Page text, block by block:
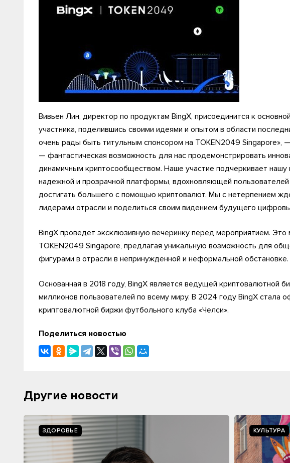
Вивьен Лин, директор по продуктам BingX, присоединится к
участника, поделившись своими идеями и опытом в области
очень рады быть титульным спонсором на TOKEN2049 Singapore»,
— фантастическая возможность для нас продемонстрировать
динамичным криптосообществом. Наше участие подчеркивает
надежной и прозрачной платформы, вдохновляющей пользователей
достигать большего с помощью криптовалют. Мы с нетерпением
лидерами отрасли и поделиться своим видением будущего
BingX проведет эксклюзивную вечеринку перед мероприятием. Это
TOKEN2049 Singapore, предлагая уникальную возможность для
фигурами в отрасли в непринужденной и неформальной обстановке.
Основанная в 2018 году, BingX является ведущей криптовалютной
миллионов пользователей по всему миру. В 2024 году BingX стала
криптовалютной биржи футбольного клуба «Челси».
Поделиться новостью
Другие новости
ЗДОРОВЬЕ КУЛЬТУРА